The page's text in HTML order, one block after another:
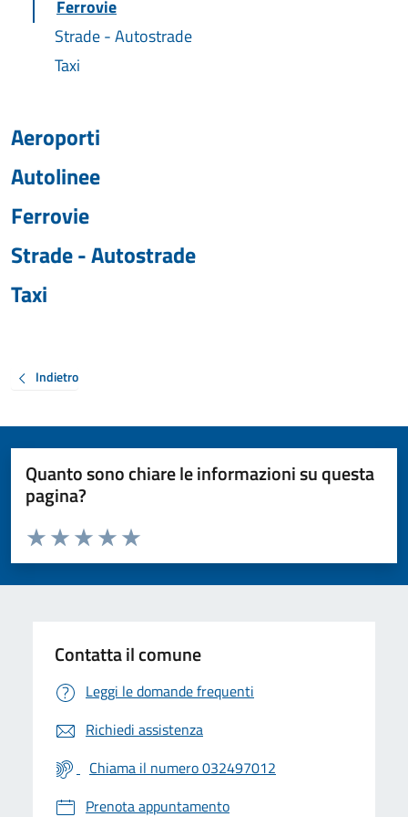
Ferrovie
Strade - Autostrade
Taxi
Aeroporti
Autolinee
Ferrovie
Strade - Autostrade
Taxi
Indietro
Quanto sono chiare le informazioni su questa
pagina?
Valuta da 1 a 5 stelle la pagina
Valuta 5 stelle su 5
Valuta 4 stelle su 5
Valuta 3 stelle su 5
Valuta 2 stelle su 5
Valuta 1 stelle su 5
Contatta il comune
Leggi le domande frequenti
Richiedi assistenza
Chiama il numero 032497012
Prenota appuntamento